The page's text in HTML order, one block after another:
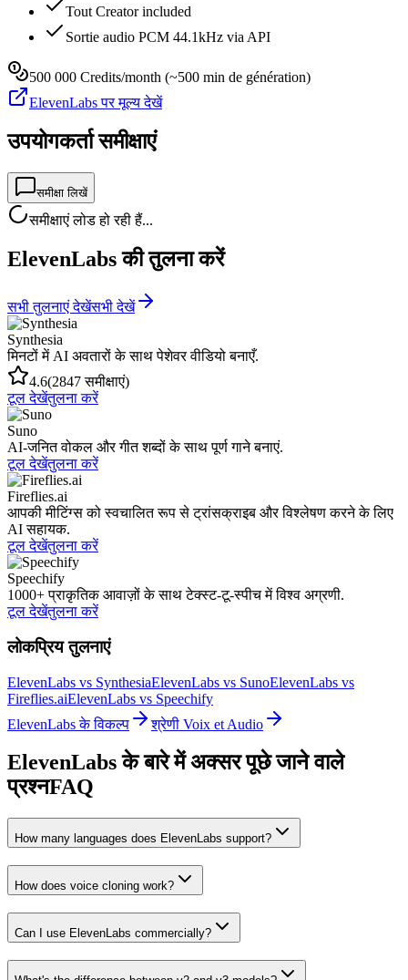
Tout Creator included
Sortie audio PCM 44.1kHz via API
500 000 Credits/month (~500 min de génération)
ElevenLabs पर मूल्य देखें
उपयोगकर्ता समीक्षाएं
समीक्षा लिखें
समीक्षाएं लोड हो रही हैं...
ElevenLabs की तुलना करें
सभी तुलनाएं देखेंसभी देखें
Synthesia
मिनटों में AI अवतारों के साथ पेशेवर वीडियो बनाएँ.
4.6(2847 समीक्षाएं)
टूल देखेंतुलना करें
Suno
AI-जनित वोकल और गीत शब्दों के साथ पूर्ण गाने बनाएं.
टूल देखेंतुलना करें
Fireflies.ai
आपकी मीटिंग्स को स्वचालित रूप से ट्रांसक्राइब और विश्लेषण करने के लिए
AI सहायक.
टूल देखेंतुलना करें
Speechify
1000+ प्राकृतिक आवाज़ों के साथ टेक्स्ट-टू-स्पीच में विश्व अग्रणी.
टूल देखेंतुलना करें
लोकप्रिय तुलनाएं
ElevenLabs vs SynthesiaElevenLabs vs SunoElevenLabs vs
Fireflies.aiElevenLabs vs Speechify
ElevenLabs के विकल्प
श्रेणी Voix et Audio
ElevenLabs के बारे में अक्सर पूछे जाने वाले
प्रश्नFAQ
How many languages does ElevenLabs support?
How does voice cloning work?
Can I use ElevenLabs commercially?